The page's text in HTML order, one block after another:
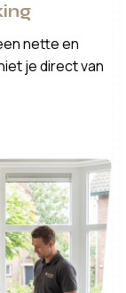
nette en
je direct van